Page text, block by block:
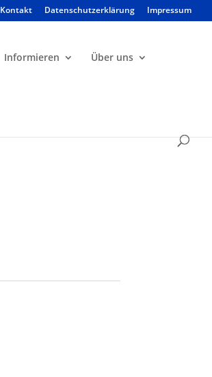
Kontakt Datenschutzerklärung Impressum
Informieren Über uns